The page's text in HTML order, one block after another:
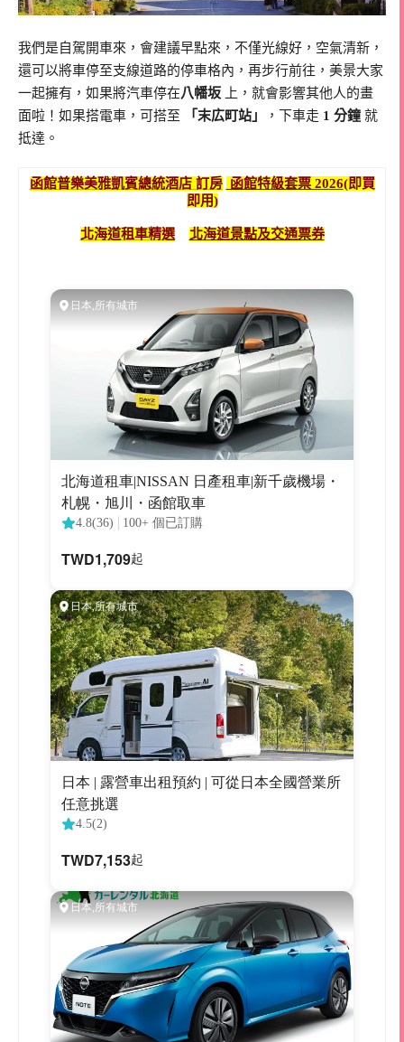
我們是自駕開車來，會建議早點來，不僅光線好，空氣清新，
還可以將車停至支線道路的停車格內，再步行前往，美景大家
一起擁有，如果將汽車停在八幡坂 上，就會影響其他人的畫
面啦！如果搭電車，可搭至
「末広町站」 ，下車走 1 分鐘就
抵達。
函館普樂美雅凱賓總統酒店 訂房 函館特級套票 2026(即買
即用)
北海道租車精選 北海道景點及交通票券